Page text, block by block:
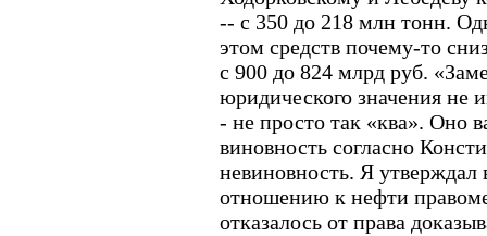
-- с 350 до 218 млн тонн.
этом средств почему-то
с 900 до 824 млрд руб.
юридического значения не
- не просто так «ква». Оно
виновность согласно
невиновность. Я утверждал
отношению к нефти
отказалось от права